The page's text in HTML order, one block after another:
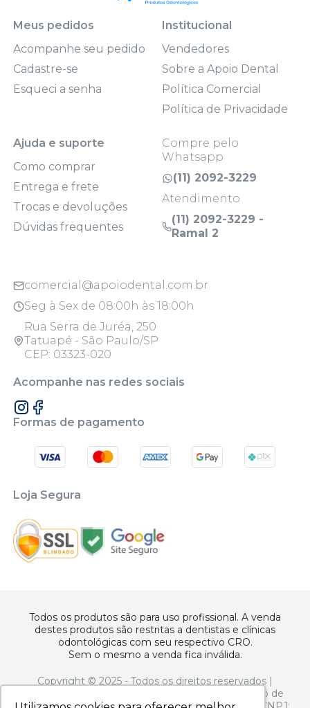
Meus pedidos
Acompanhe seu pedido
Cadastre-se
Esqueci a senha
Institucional
Vendedores
Sobre a Apoio Dental
Política Comercial
Política de Privacidade
Ajuda e suporte
Como comprar
Entrega e frete
Trocas e devoluções
Dúvidas frequentes
Compre pelo
Whatsapp
(11) 2092-3229
Atendimento
(11) 2092-3229 -
Ramal 2
comercial@apoiodental.com.br
Seg à Sex de 08:00h às 18:00h
Rua Serra de Juréa, 250
Tatuapé - São Paulo/SP
CEP: 03323-020
Acompanhe nas redes sociais
Formas de pagamento
Loja Segura
Todos os produtos são para uso profissional. A venda
destes produtos são restritas a dentistas e clínicas
odontológicas com seu respectivo CRO.
Sem o mesmo a venda fica inválida.
Copyright © 2025 - Todos os direitos reservados |
www.apoiodental.com.br | Apoio Dental Comércio de